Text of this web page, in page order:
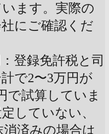
ます。実際の
にご確認くだ
登録免許税と司
で2〜3万円が
で試算していま
していない、
済みの場合は